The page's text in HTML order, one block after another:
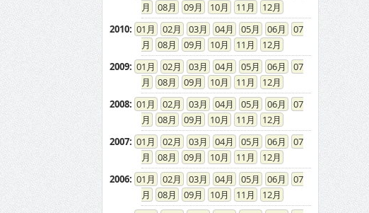
08
09 10 11
12
2010: 01 02 03 04 05 06
07
08
09 10 11
12
2009: 01 02 03 04 05 06
07
08
09 10 11
12
2008: 01 02 03 04 05 06
07
08
09 10 11
12
2007: 01 02 03 04 05 06
07
08
09 10 11
12
2006: 01 02 03 04 05 06
07
08
09 10 11
12